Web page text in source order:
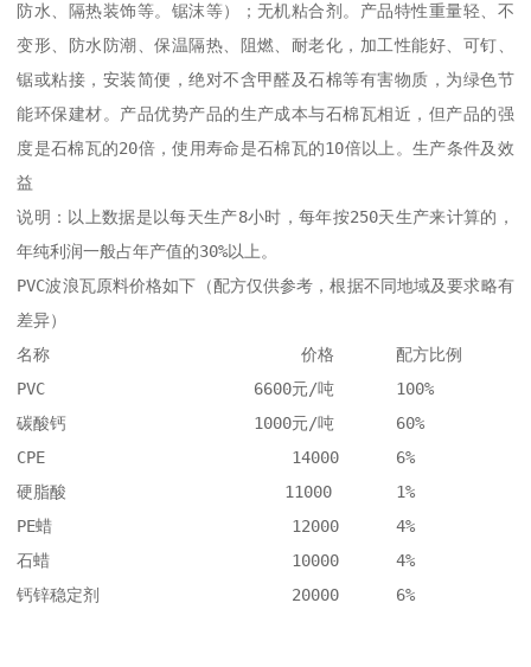
防水、隔热装饰等。锯沫等）；无机粘合剂。产品特性重量轻、不
变形、防水防潮、保温隔热、阻燃、耐老化，加工性能好、可钉、
锯或粘接，安装简便，绝对不含甲醛及石棉等有害物质，为绿色节
能环保建材。产品优势产品的生产成本与石棉瓦相近，但产品的强
度是石棉瓦的20倍，使用寿命是石棉瓦的10倍以上。生产条件及效
益
说明：以上数据是以每天生产8小时，每年按250天生产来计算的，
年纯利润一般占年产值的30%以上。
PVC波浪瓦原料价格如下（配方仅供参考，根据不同地域及要求略有
差异）
名称	                      价格	配方比例
PVC	                 6600元/吨	100%
碳酸钙	                 1000元/吨	60%
CPE	                     14000	6%
硬脂酸                       11000	1%
PE蜡	                     12000	4%
石蜡	                     10000	4%
钙锌稳定剂	             20000	6%